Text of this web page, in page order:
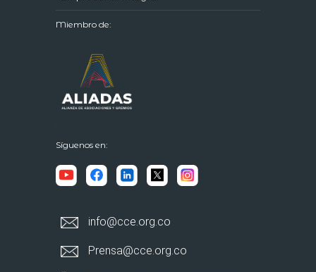
Miembro de:
Síguenos en:
info@cce.org.co
Prensa@cce.org.co